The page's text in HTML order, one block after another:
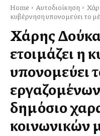
Home Αυτοδιοίκηση
κυβέρνηση υπονομεύει το
Χάρης
ετοιμάζει η
υπονομεύει
δημόσιο
κοινωνικών